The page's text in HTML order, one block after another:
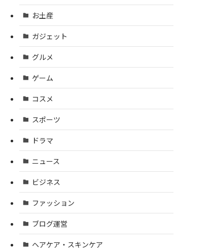
お土産
ガジェット
グルメ
ゲーム
コスメ
スポーツ
ドラマ
ニュース
ビジネス
ファッション
ブログ運営
ヘアケア・スキンケア